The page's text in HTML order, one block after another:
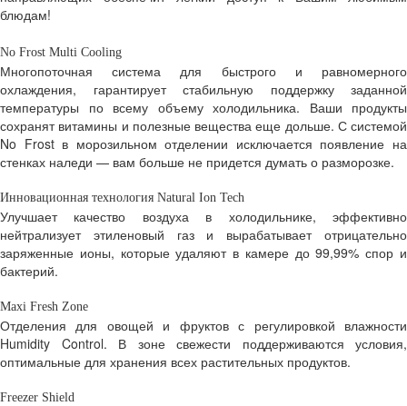
блюдам!
No Frost Multi Cooling
Многопоточная система для быстрого и равномерного
охлаждения, гарантирует стабильную поддержку заданной
температуры по всему объему холодильника. Ваши продукты
сохранят витамины и полезные вещества еще дольше. С системой
No Frost в морозильном отделении исключается появление на
стенках наледи — вам больше не придется думать о разморозке.
Инновационная технология Natural Ion Tech
Улучшает качество воздуха в холодильнике, эффективно
нейтрализует этиленовый газ и вырабатывает отрицательно
заряженные ионы, которые удаляют в камере до 99,99% спор и
бактерий.
Maxi Fresh Zone
Отделения для овощей и фруктов с регулировкой влажности
Humidity Control. В зоне свежести поддерживаются условия,
оптимальные для хранения всех растительных продуктов.
Freezer Shield